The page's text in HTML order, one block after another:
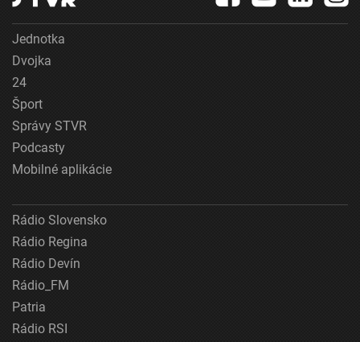
Jednotka
Dvojka
24
Šport
Správy STVR
Podcasty
Mobilné aplikácie
Rádio Slovensko
Rádio Regina
Rádio Devín
Rádio_FM
Patria
Rádio RSI